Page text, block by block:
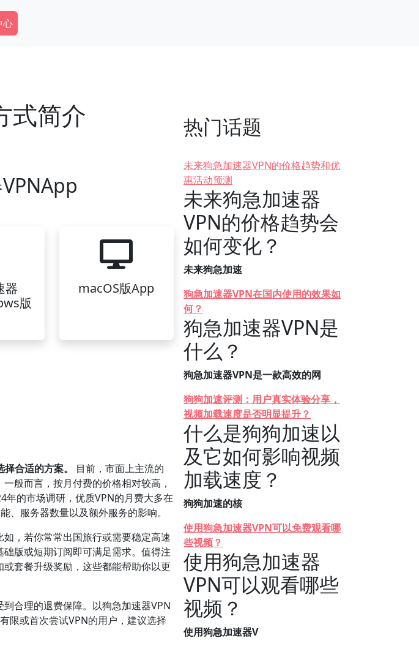
Menu
心
式简介
器
版
macOS版App
合适的方案。
目前，市面上主流的
般而言，按月付费的价格相对较高，
的市场调研，优质VPN的月费大多在
服务器数量以及额外服务的影响。
，若你常常出国旅行或需要稳定高速
版或短期订阅即可满足需求。值得注
套餐升级奖励，这些都能帮助你以更
合理的退费保障。以狗急加速器VPN
限或首次尝试VPN的用户，建议选择
热门话题
未来狗急加速器VPN的价格趋势和优
惠活动预测
未来狗急加速器
VPN的价格趋势会
如何变化？
未来狗急加速
狗急加速器VPN在国内使用的效果如
何？
狗急加速器VPN是
什么？
狗急加速器VPN是一款高效的网
狗狗加速评测：用户真实体验分享，
视频加载速度是否明显提升？
什么是狗狗加速以
及它如何影响视频
加载速度？
狗狗加速的核
使用狗急加速器VPN可以免费观看哪
些视频？
使用狗急加速器
VPN可以观看哪些
视频？
使用狗急加速器V